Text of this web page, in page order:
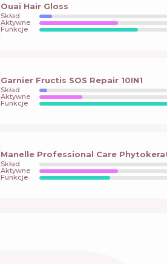
Ouai Hair Gloss
Skład
Aktywne
Funkcje
Garnier Fructis SOS Repair 10IN1
Skład
Aktywne
Funkcje
Manelle Professional Care
Skład
Aktywne
Funkcje